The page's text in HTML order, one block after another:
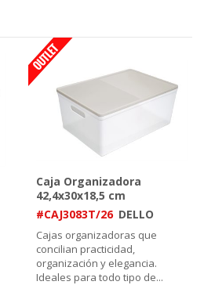
Caja Organizadora
42,4x30x18,5 cm
Cristal/Nude
#CAJ3083T/26 DELLO
Cajas organizadoras que
concilian practicidad,
organización y elegancia.
Ideales para todo tipo de...